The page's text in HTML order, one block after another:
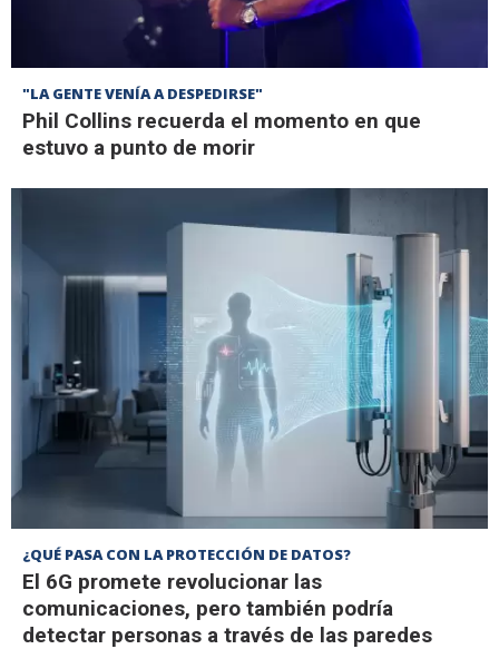
"LA GENTE VENÍA A DESPEDIRSE"
Phil Collins recuerda el momento en que
estuvo a punto de morir
¿QUÉ PASA CON LA PROTECCIÓN DE DATOS?
El 6G promete revolucionar las
comunicaciones, pero también podría
detectar personas a través de las paredes